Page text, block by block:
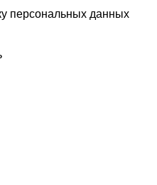
персональных данных